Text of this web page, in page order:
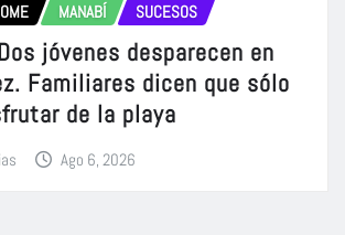
MANABÍ SUCESOS
jóvenes desparecen en
Familiares dicen que sólo
de la playa
Ago 6, 2026